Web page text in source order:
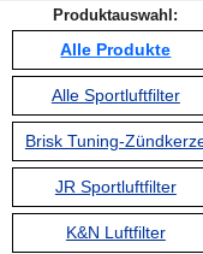
Produktauswahl:
Alle Produkte
Alle Sportluftfilter
Brisk Tuning-
JR Sportluftfilter
K&N Luftfilter